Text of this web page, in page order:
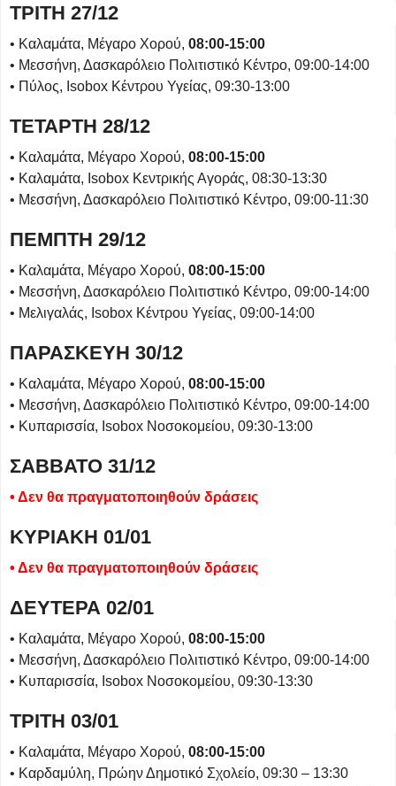
ΤΡΙΤΗ 27/12
• Καλαμάτα, Μέγαρο Χορού, 08:00-15:00
• Μεσσήνη, Δασκαρόλειο Πολιτιστικό Κέντρο, 09:00-14:00
• Πύλος, Isobox Κέντρου Υγείας, 09:30-13:00
ΤΕΤΑΡΤΗ 28/12
• Καλαμάτα, Μέγαρο Χορού, 08:00-15:00
• Καλαμάτα, Isobox Κεντρικής Αγοράς, 08:30-13:30
• Μεσσήνη, Δασκαρόλειο Πολιτιστικό Κέντρο, 09:00-11:30
ΠΕΜΠΤΗ 29/12
• Καλαμάτα, Μέγαρο Χορού, 08:00-15:00
• Μεσσήνη, Δασκαρόλειο Πολιτιστικό Κέντρο, 09:00-14:00
• Μελιγαλάς, Isobox Κέντρου Υγείας, 09:00-14:00
ΠΑΡΑΣΚΕΥΗ 30/12
• Καλαμάτα, Μέγαρο Χορού, 08:00-15:00
• Μεσσήνη, Δασκαρόλειο Πολιτιστικό Κέντρο, 09:00-14:00
• Κυπαρισσία, Isobox Νοσοκομείου, 09:30-13:00
ΣΑΒΒΑΤΟ 31/12
• Δεν θα πραγματοποιηθούν δράσεις
ΚΥΡΙΑΚΗ 01/01
• Δεν θα πραγματοποιηθούν δράσεις
ΔΕΥΤΕΡΑ 02/01
• Καλαμάτα, Μέγαρο Χορού, 08:00-15:00
• Μεσσήνη, Δασκαρόλειο Πολιτιστικό Κέντρο, 09:00-14:00
• Κυπαρισσία, Isobox Νοσοκομείου, 09:30-13:30
ΤΡΙΤΗ 03/01
• Καλαμάτα, Μέγαρο Χορού, 08:00-15:00
• Καρδαμύλη, Πρώην Δημοτικό Σχολείο, 09:30 – 13:30